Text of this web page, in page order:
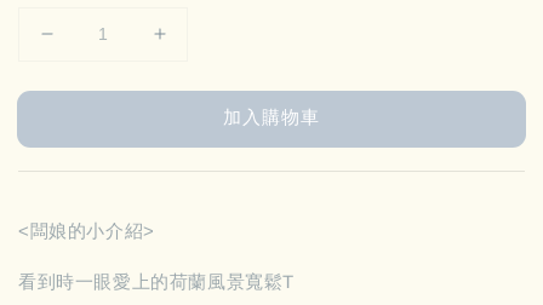
加入購物車
<闆娘的小介紹>
看到時一眼愛上的荷蘭風景寬鬆T